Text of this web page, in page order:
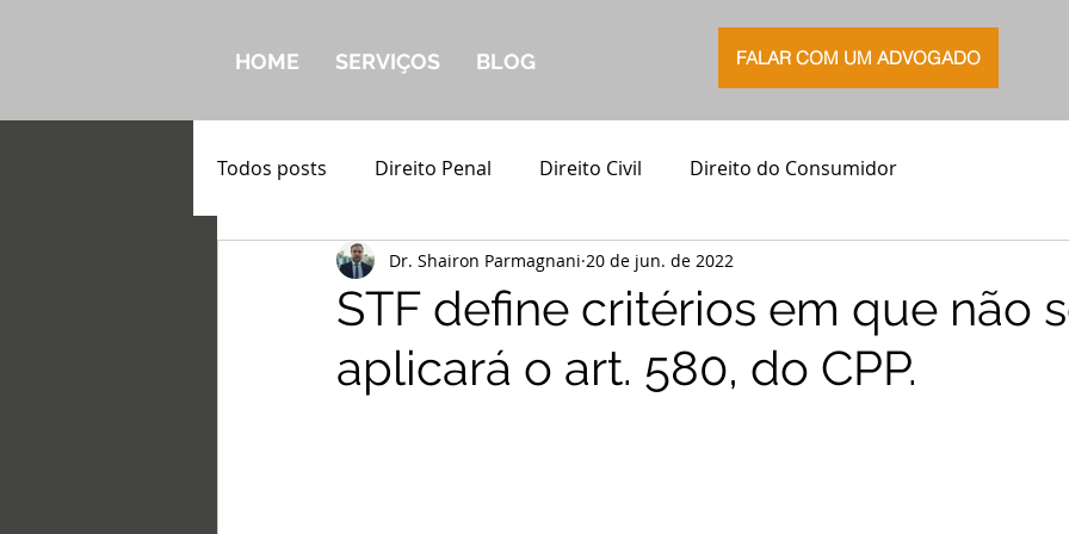
HOME SERVIÇOS BLOG FALAR COM UM ADVOGADO
Todos posts Direito Penal Direito Civil Direito do Consumidor
STF define critérios em que não
aplicará o art. 580, do CPP.
Dr. Shairon Parmagnani 20 de jun. de 2022